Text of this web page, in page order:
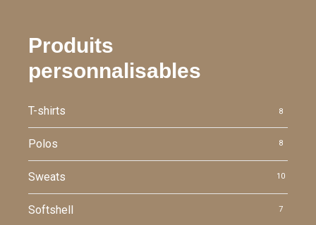
Produits
personnalisables
T-shirts 8
Polos 8
Sweats 10
Softshell 7